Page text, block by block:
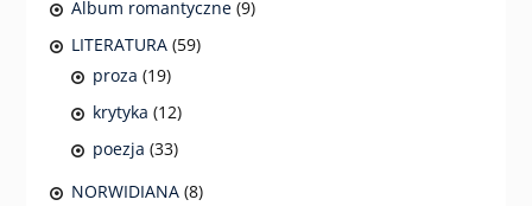
Album romantyczne (9)
LITERATURA (59)
proza (19)
krytyka (12)
poezja (33)
NORWIDIANA (8)